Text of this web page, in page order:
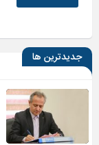
جدیدترین ها